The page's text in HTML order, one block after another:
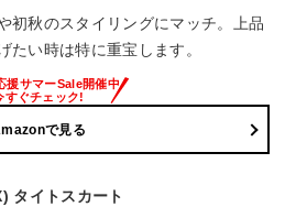
初秋のスタイリングにマッチ。上品
たい時は特に重宝します。
で見る
タイトスカート